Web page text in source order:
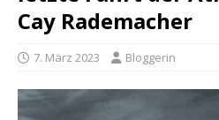
Cay Rademacher
7. März 2023 Bloggerin